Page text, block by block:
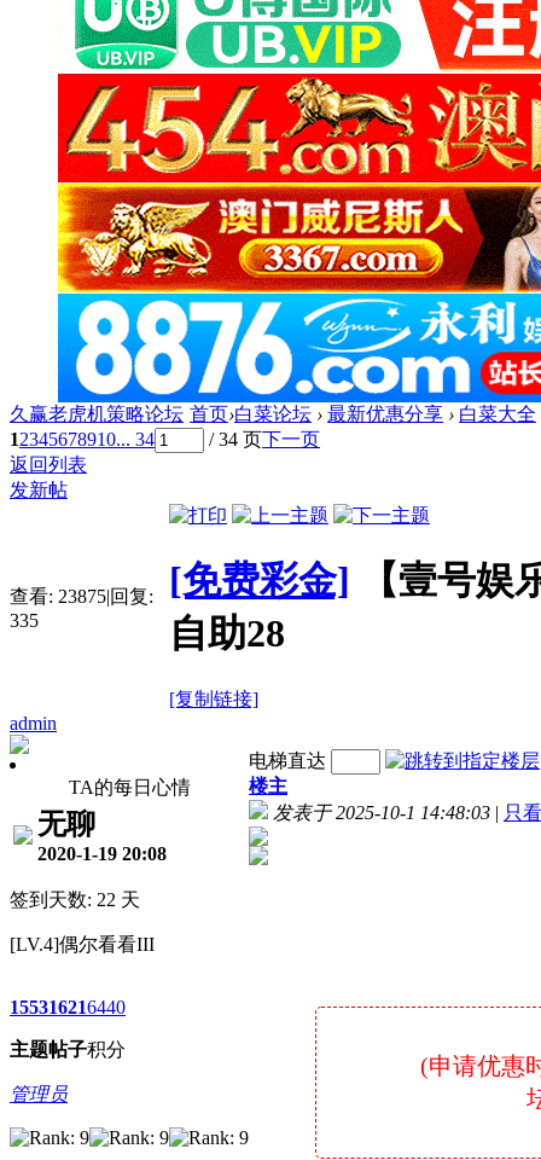
久赢老虎机策略论坛 首页›白菜论坛 › 最新优惠分享 › 白菜大全
12345678910... 34 / 34 页下一页
返回列表
发新帖
查看: 23875|回复:
335
[免费彩金]
【壹号
自助28
[复制链接]
admin
TA的每日心情
无聊
2020-1-19 20:08
签到天数: 22 天
[LV.4]偶尔看看III
1553
主题
1621
帖子
6440
积分
管理员
电梯直达
楼主
发表于 2025-10-1 14:48:03 | 只
(申请优惠